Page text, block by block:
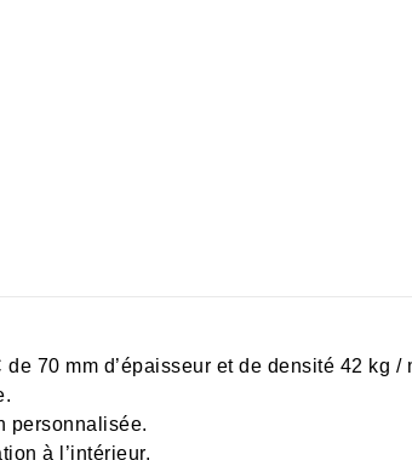
70 mm d’épaisseur et de densité 42 kg /
personnalisée.
à l’intérieur.